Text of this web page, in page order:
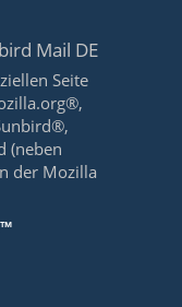
Mail DE
Seite
(neben
der Mozilla